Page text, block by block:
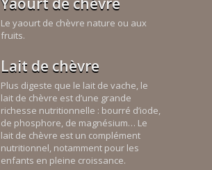
Le yaourt de chèvre nature ou aux
fruits.
Lait de chèvre
Plus digeste que le lait de vache, le
lait de chèvre est d’une grande
richesse nutritionnelle : bourré d’iode,
de phosphore, de magnésium… Le
lait de chèvre est un complément
nutritionnel, notamment pour les
enfants en pleine croissance.